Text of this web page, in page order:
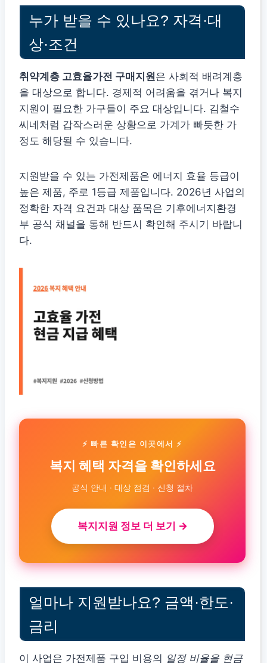
누가 받을 수 있나요? 자격·대
상·조건
취약계층 고효율가전 구매지원은 사회적 배려계층
을 대상으로 합니다. 경제적 어려움을 겪거나 복지
지원이 필요한 가구들이 주요 대상입니다. 김철수
씨네처럼 갑작스러운 상황으로 가계가 빠듯한 가
정도 해당될 수 있습니다.
지원받을 수 있는 가전제품은 에너지 효율 등급이
높은 제품, 주로 1등급 제품입니다. 2026년 사업의
정확한 자격 요건과 대상 품목은 기후에너지환경
부 공식 채널을 통해 반드시 확인해 주시기 바랍니
다.
⚡ 빠른 확인은 이곳에서 ⚡
복지 혜택 자격을 확인하세요
공식 안내 · 대상 점검 · 신청 절차
복지지원 정보 더 보기 →
얼마나 지원받나요? 금액·한도·
금리
이 사업은 가전제품 구입 비용의 일정 비율을 현금